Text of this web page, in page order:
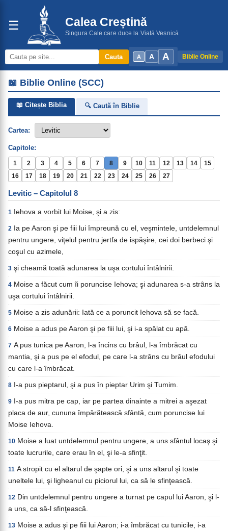
☰ Calea Creștină
Singura Cale care duce la Viață Veșnică
A A A Biblie Online
Cauta
📖 Biblie Online (SCC)
📖 Citește Biblia 🔍 Caută în Biblie
Cartea:
Capitole:
1 2 3 4 5 6 7 8 9 10 11 12 13 14
15
16
17 18 19 20 21 22 23 24 25 26 27
Levitic – Capitolul 8
1 Iehova a vorbit lui Moise, şi a zis:
2 Ia pe Aaron şi pe fiii lui împreună cu el, veşmintele, untdelemnul
pentru ungere, viţelul pentru jertfa de ispăşire, cei doi berbeci şi
coşul cu azimele,
3 şi cheamă toată adunarea la uşa cortului întâlnirii.
4 Moise a făcut cum îi poruncise Iehova; şi adunarea s-a strâns la
uşa cortului întâlnirii.
5 Moise a zis adunării: Iată ce a poruncit Iehova să se facă.
6 Moise a adus pe Aaron şi pe fiii lui, şi i-a spălat cu apă.
7 A pus tunica pe Aaron, l-a încins cu brâul, l-a îmbrăcat cu
mantia, şi a pus pe el efodul, pe care l-a strâns cu brâul efodului
cu care l-a îmbrăcat.
8 I-a pus pieptarul, şi a pus în pieptar Urim şi Tumim.
9 I-a pus mitra pe cap, iar pe partea dinainte a mitrei a aşezat
placa de aur, cununa împărătească sfântă, cum poruncise lui
Moise Iehova.
10 Moise a luat untdelemnul pentru ungere, a uns sfântul locaş şi
toate lucrurile, care erau în el, şi le-a sfinţit.
11 A stropit cu el altarul de şapte ori, şi a uns altarul şi toate
uneltele lui, şi ligheanul cu piciorul lui, ca să le sfinţească.
12 Din untdelemnul pentru ungere a turnat pe capul lui Aaron, şi l-
a uns, ca să-l sfinţească.
13 Moise a adus şi pe fiii lui Aaron; i-a îmbrăcat cu tunicile, i-a